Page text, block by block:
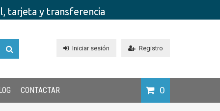
tarjeta y transferencia
Iniciar sesión Registro
0
CONTACTAR